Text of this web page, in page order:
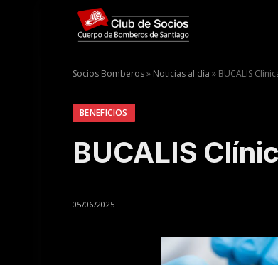
Socios Bomberos» Noticias al día » BUCALIS
BENEFICIOS
BUCALIS
05/06/2025